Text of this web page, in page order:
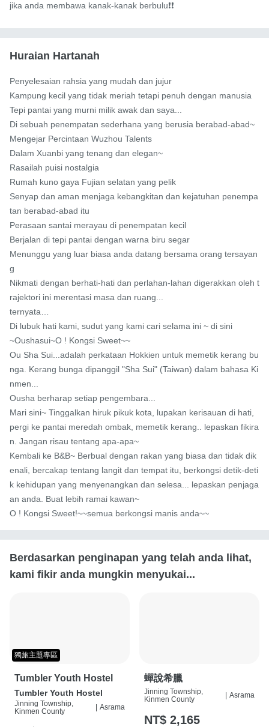
jika anda membawa kanak-kanak berbulu❗️❗️
Huraian Hartanah
Penyelesaian rahsia yang mudah dan jujur
Kampung kecil yang tidak meriah tetapi penuh dengan manusia
Tepi pantai yang murni milik awak dan saya...
Di sebuah penempatan sederhana yang berusia berabad-abad~
Mengejar Percintaan Wuzhou Talents
Dalam Xuanbi yang tenang dan elegan~
Rasailah puisi nostalgia
Rumah kuno gaya Fujian selatan yang pelik
Senyap dan aman menjaga kebangkitan dan kejatuhan penempa
tan berabad-abad itu
Perasaan santai merayau di penempatan kecil
Berjalan di tepi pantai dengan warna biru segar
Menunggu yang luar biasa anda datang bersama orang tersayan
g
Nikmati dengan berhati-hati dan perlahan-lahan digerakkan oleh t
rajektori ini merentasi masa dan ruang...
ternyata…
Di lubuk hati kami, sudut yang kami cari selama ini ~ di sini
~Oushasui~O ! Kongsi Sweet~~
Ou Sha Sui...adalah perkataan Hokkien untuk memetik kerang bu
nga. Kerang bunga dipanggil "Sha Sui" (Taiwan) dalam bahasa Ki
nmen...
Ousha berharap setiap pengembara...
Mari sini~ Tinggalkan hiruk pikuk kota, lupakan kerisauan di hati,
pergi ke pantai meredah ombak, memetik kerang.. lepaskan fikira
n. Jangan risau tentang apa-apa~
Kembali ke B&B~ Berbual dengan rakan yang biasa dan tidak dik
enali, bercakap tentang langit dan tempat itu, berkongsi detik-deti
k kehidupan yang menyenangkan dan selesa... lepaskan penjaga
an anda. Buat lebih ramai kawan~
O ! Kongsi Sweet!~~semua berkongsi manis anda~~
Berdasarkan penginapan yang telah anda lihat,
kami fikir anda mungkin menyukai...
獨旅主題專區
Tumbler Youth Hostel
Tumbler Youth Hostel
Jinning Township,
Kinmen County
Asrama
蟬說希臘
Jinning Township,
Kinmen County
Asrama
NT$ 2,165